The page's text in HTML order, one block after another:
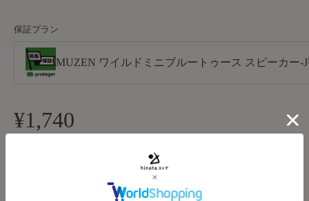
保証プラン
MUZEN ワイルドミニブルートゥース スピーカー-
¥1,740